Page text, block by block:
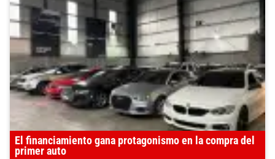
El financiamiento gana protagonismo en la compra del
primer auto